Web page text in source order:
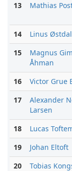
13
Mathias
14
Linus Østdal
15
Magnus
Åhman
16
Victor Grue
17
Alexander
Larsen
18 Lucas
19
Johan Eltoft
20
Tobias